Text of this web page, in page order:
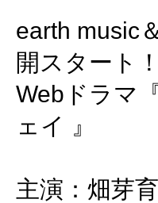
earth music
開スタート！
Webドラマ
ェイ 』
​主演：畑芽育